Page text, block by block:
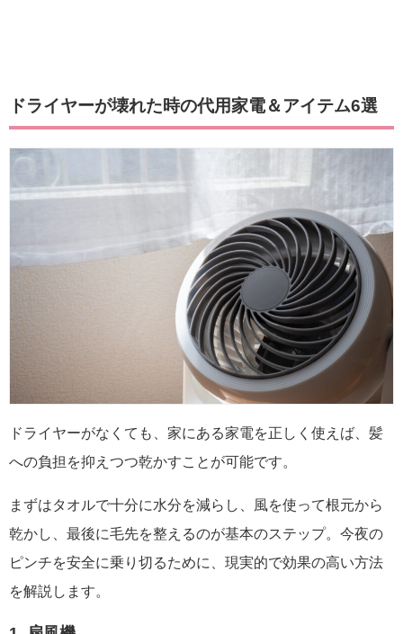
ドライヤーが壊れた時の代用家電＆アイテム6選
ドライヤーがなくても、家にある家電を正しく使えば、髪
への負担を抑えつつ乾かすことが可能です。
まずはタオルで十分に水分を減らし、風を使って根元から
乾かし、最後に毛先を整えるのが基本のステップ。今夜の
ピンチを安全に乗り切るために、現実的で効果の高い方法
を解説します。